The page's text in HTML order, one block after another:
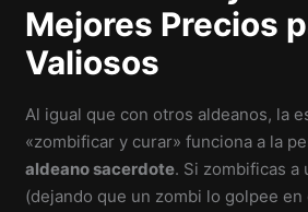
Mejores Precios
Valiosos
Al igual que con otros aldeanos, la
«zombificar y curar» funciona a la
aldeano sacerdote. Si zombificas a
(dejando que un zombi lo golpee